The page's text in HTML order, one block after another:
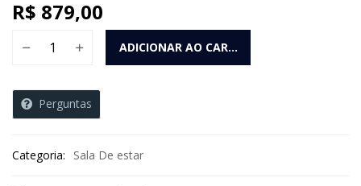
R$ 879,00
ADICIONAR AO CARRINHO
Perguntas
Categoria: Sala De estar